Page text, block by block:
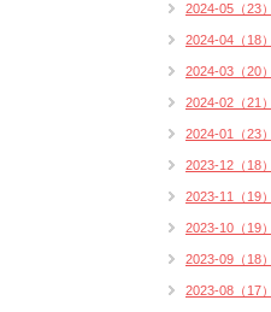
2024-05（23）
2024-04（18）
2024-03（20）
2024-02（21）
2024-01（23）
2023-12（18）
2023-11（19）
2023-10（19）
2023-09（18）
2023-08（17）